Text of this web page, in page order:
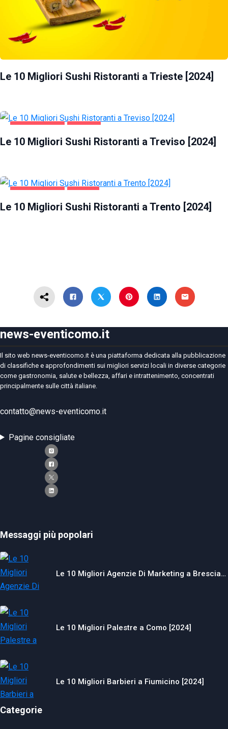
Le 10 Migliori Sushi Ristoranti a Trieste [2024]
GASTRONOMIA TREVISO
Le 10 Migliori Sushi Ristoranti a Treviso [2024]
GASTRONOMIA TRENTO
Le 10 Migliori Sushi Ristoranti a Trento [2024]
news-eventicomo.it
Il sito web news-eventicomo.it è una piattaforma dedicata alla pubblicazione
di classifiche e approfondimenti sui migliori servizi locali in diverse categorie
come gastronomia, salute e bellezza, affari e intrattenimento, concentrati
principalmente sulle città italiane.
contatto@news-eventicomo.it
Pagine consigliate
Messaggi più popolari
Le 10 Migliori Agenzie Di Marketing a Brescia…
Le 10 Migliori Palestre a Como [2024]
Le 10 Migliori Barbieri a Fiumicino [2024]
Categorie